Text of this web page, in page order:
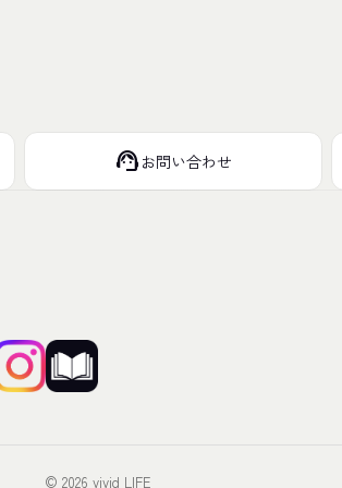
support_agent お問い合わせ
© 2026 vivid LIFE